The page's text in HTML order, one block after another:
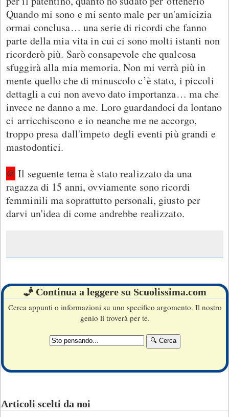
Quando mi sono e mi sento male per un'amicizia
ormai conclusa… una serie di ricordi che fanno
parte della mia vita in cui ci sono molti istanti non
ricorderò più. Sarò consapevole che qualcosa
sfuggirà alla mia memoria. Non mi verrà più in
mente quello che di minuscolo c’è stato, i piccoli
dettagli a cui non avevo dato importanza… ma che
invece ne danno a me. Loro guardandoci da lontano
ci arricchiscono e io neanche me ne accorgo,
troppo presa dall'impeto degli eventi più grandi e
mastodontici.
@ Il seguente tema è stato realizzato da una
ragazza di 15 anni, ovviamente sono ricordi
femminili ma soprattutto personali, giusto per
darvi un'idea di come andrebbe realizzato.
🧞 Continua a leggere su Scuolissima.com
Cerca appunti o informazioni su uno specifico argomento. Il nostro
genio li troverà per te.
Articoli scelti da noi